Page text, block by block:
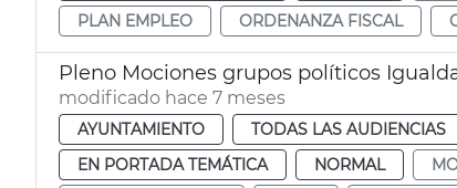
PLAN EMPLEO
ORDENANZA FISCAL
Pleno Mociones grupos políticos
modificado hace 7 meses
AYUNTAMIENTO TODAS LAS AUDIENCIAS
EN PORTADA TEMÁTICA
NORMAL